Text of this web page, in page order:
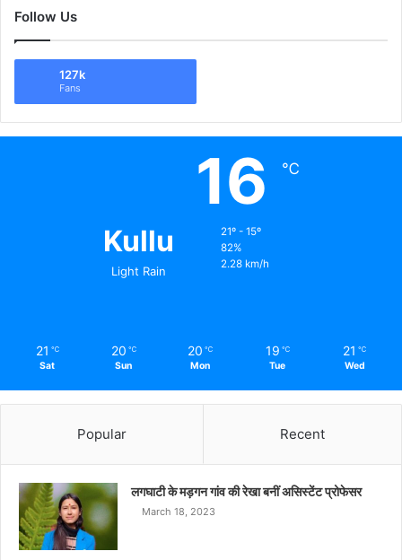
Follow Us
127k
Fans
Kullu
Light Rain
16 ℃
21º - 15º
82%
2.28 km/h
21 ℃
Sat
20 ℃
Sun
20 ℃
Mon
19 ℃
Tue
21 ℃
Wed
Popular Recent
लगघाटी के मड़गन गांव की रेखा बनीं असिस्टेंट प्रोफेसर
March 18, 2023